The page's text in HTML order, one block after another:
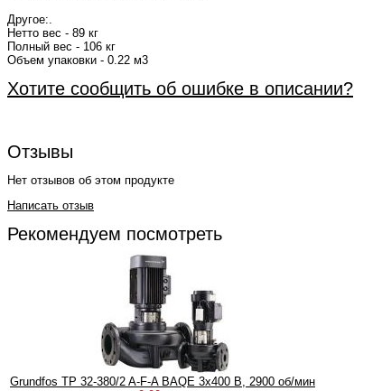
Другое:.
Нетто вес - 89 кг
Полный вес - 106 кг
Объем упаковки - 0.22 м3
Хотите сообщить об ошибке в описании?
Отзывы
Нет отзывов об этом продукте
Написать отзыв
Рекомендуем посмотреть
Grundfos TP 32-380/2 A-F-A BAQE 3x400 В, 2900 об/мин